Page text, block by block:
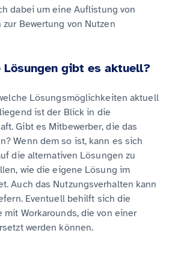
dabei um eine Auflistung von
Bewertung von Nutzen
Lösungen gibt es aktuell?
Lösungsmöglichkeiten aktuell
ist der Blick in die
Gibt es Mitbewerber, die das
Wenn dem so ist, kann es sich
die alternativen Lösungen zu
wie die eigene Lösung im
Auch das Nutzungsverhalten kann
Eventuell behilft sich die
Workarounds, die von einer
werden können.